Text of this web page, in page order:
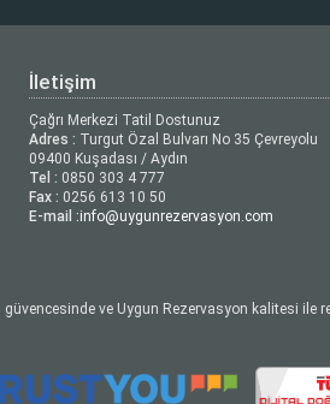
İletişim
Çağrı Merkezi Tatil Dostunuz
Adres : Turgut Özal Bulvarı No 35 Çevreyolu
09400 Kuşadası / Aydın
Tel : 0850 303 4 777
Fax : 0256 613 10 50
E-mail :info@uygunrezervasyon.com
ve Uygun Rezervasyon kalitesi ile